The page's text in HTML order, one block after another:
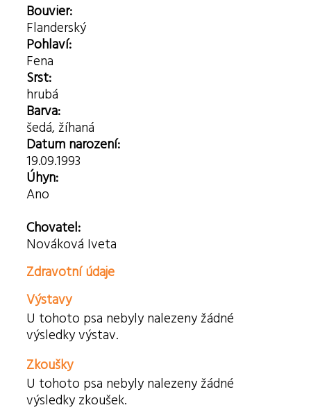
Bouvier:
Flanderský
Pohlaví:
Fena
Srst:
hrubá
Barva:
šedá, žíhaná
Datum narození:
19.09.1993
Úhyn:
Ano
Chovatel:
Nováková Iveta
Zdravotní údaje
Výstavy
U tohoto psa nebyly nalezeny žádné
výsledky výstav.
Zkoušky
U tohoto psa nebyly nalezeny žádné
výsledky zkoušek.